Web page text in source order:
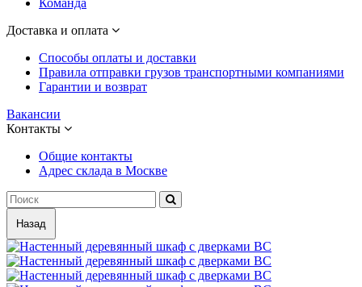
Команда
Доставка и оплата
Способы оплаты и доставки
Правила отправки грузов транспортными компаниями
Гарантии и возврат
Вакансии
Контакты
Общие контакты
Адрес склада в Москве
Назад